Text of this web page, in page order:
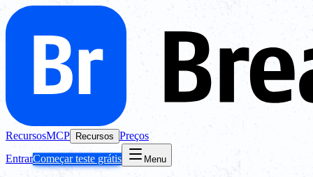
RecursosMCP Recursos Preços
EntrarComeçar teste grátis Menu